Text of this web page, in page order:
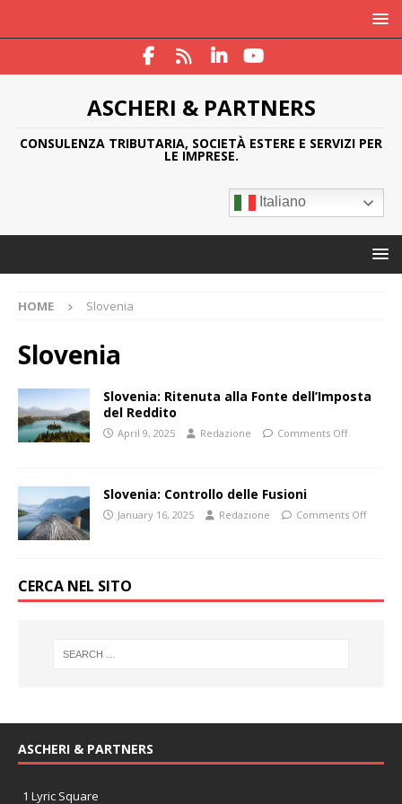
ASCHERI & PARTNERS
CONSULENZA TRIBUTARIA, SOCIETÀ ESTERE E SERVIZI PER
LE IMPRESE.
Italiano
HOME Slovenia
Slovenia
Slovenia: Ritenuta alla Fonte dell’Imposta
del Reddito
April 9, 2025 Redazione Comments Off
Slovenia: Controllo delle Fusioni
January 16, 2025 Redazione Comments Off
CERCA NEL SITO
ASCHERI & PARTNERS
1 Lyric Square